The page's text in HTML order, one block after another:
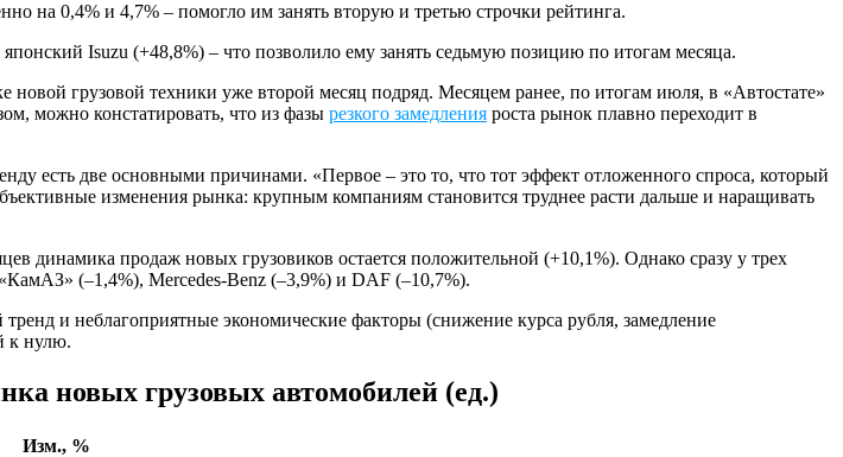
на 0,4% и 4,7% – помогло им занять вторую и третью строчки рейтинга.
Isuzu (+48,8%) – что позволило ему занять седьмую позицию по итогам месяца.
грузовой техники уже второй месяц подряд. Месяцем ранее, по итогам июля, в «Автостате»
можно констатировать, что из фазы резкого замедления роста рынок плавно переходит в
есть две основными причинами. «Первое – это то, что тот эффект отложенного спроса, который
изменения рынка: крупным компаниям становится труднее расти дальше и наращивать
динамика продаж новых грузовиков остается положительной (+10,1%). Однако сразу у трех
(–1,4%), Mercedes-Benz (–3,9%) и DAF (–10,7%).
и неблагоприятные экономические факторы (снижение курса рубля, замедление
к нулю.
новых грузовых автомобилей (ед.)
Изм., %